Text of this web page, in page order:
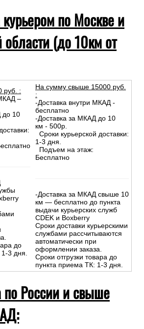
по Москве и
(до 10км от
руб. :
–
до 10
до
3 дня.
На сумму свыше 15000 руб.
:
-Доставка внутри МКАД -
бесплатно
-Доставка за МКАД до 10
км - 500р.
Сроки курьерской доставки:
1-3 дня.
Подъем на этаж:
Бесплатно
-Доставка за МКАД свыше 10
км — бесплатно до пункта
выдачи курьерских служб
CDEK и Boxberry
Сроки доставки курьерскими
службами рассчитываются
автоматически при
оформлении заказа.
Сроки отгрузки товара до
пункта приема ТК: 1-3 дня.
по России и свыше